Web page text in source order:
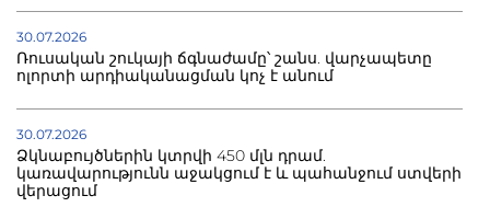
30.07.2026
Ռուսական շուկայի ճգնաժամը՝ շանս. վարչապետը
ոլորտի արդիականացման կոչ է անում
30.07.2026
Ձկնաբույծներին կտրվի 450 մլն դրամ.
կառավարությունն աջակցում է և պահանջում ստվերի
վերացում